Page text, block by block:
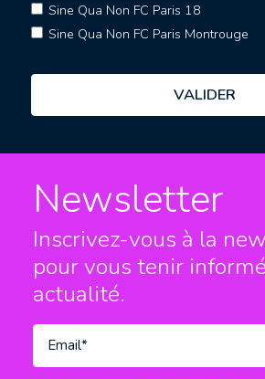
Sine Qua Non FC Paris 18
Sine Qua Non FC Paris Montrouge
Newsletter
Inscrivez-vous à la
pour vous tenir
actualité.